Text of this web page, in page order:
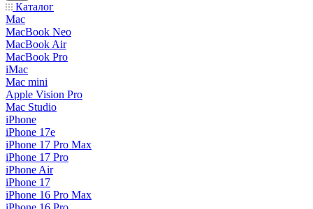
Каталог
Mac
MacBook Neo
MacBook Air
MacBook Pro
iMac
Mac mini
Apple Vision Pro
Mac Studio
iPhone
iPhone 17e
iPhone 17 Pro Max
iPhone 17 Pro
iPhone Air
iPhone 17
iPhone 16 Pro Max